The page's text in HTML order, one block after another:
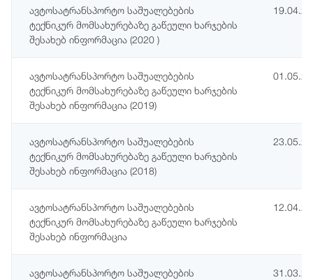
ავტოსატრანსპორტო საშუალებების
ტექნიკურ მომსახურებაზე გაწეული ხარჯების
შესახებ ინფორმაცია (2020 )
ავტოსატრანსპორტო საშუალებების
ტექნიკურ მომსახურებაზე გაწეული ხარჯების
შესახებ ინფორმაცია (2019)
ავტოსატრანსპორტო საშუალებების
ტექნიკურ მომსახურებაზე გაწეული ხარჯების
შესახებ ინფორმაცია (2018)
ავტოსატრანსპორტო საშუალებების
ტექნიკურ მომსახურებაზე გაწეული ხარჯების
შესახებ ინფორმაცია
ავტოსატრანსპორტო საშუალებების